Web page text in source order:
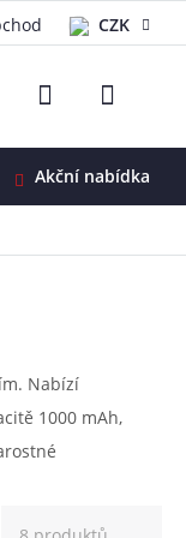
CZK
Akční nabídka
Nabízí
1000 mAh,